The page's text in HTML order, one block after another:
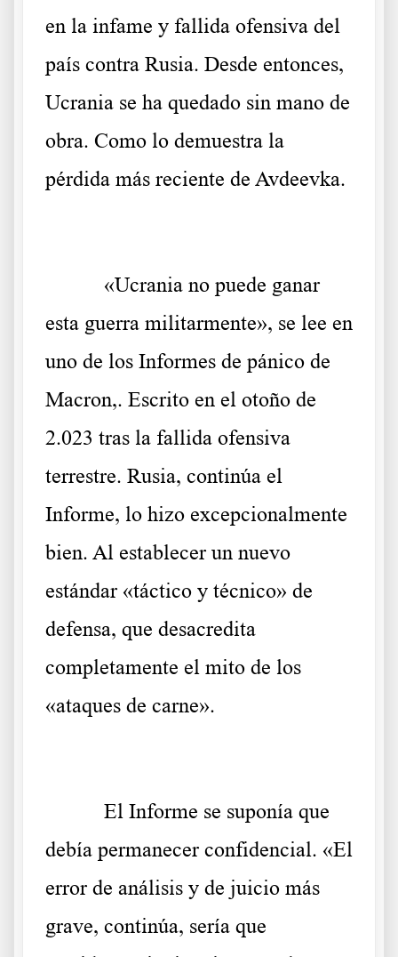
en la infame y fallida ofensiva del
país contra Rusia. Desde entonces,
Ucrania se ha quedado sin mano de
obra. Como lo demuestra la
pérdida más reciente de Avdeevka.
«Ucrania no puede ganar
esta guerra militarmente», se lee en
uno de los Informes de pánico de
Macron,. Escrito en el otoño de
2.023 tras la fallida ofensiva
terrestre. Rusia, continúa el
Informe, lo hizo excepcionalmente
bien. Al establecer un nuevo
estándar «táctico y técnico» de
defensa, que desacredita
completamente el mito de los
«ataques de carne».
El Informe se suponía que
debía permanecer confidencial. «El
error de análisis y de juicio más
grave, continúa, sería que